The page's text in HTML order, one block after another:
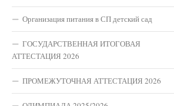
Организация питания в СП детский сад
ГОСУДАРСТВЕННАЯ ИТОГОВАЯ
АТТЕСТАЦИЯ 2026
ПРОМЕЖУТОЧНАЯ АТТЕСТАЦИЯ 2026